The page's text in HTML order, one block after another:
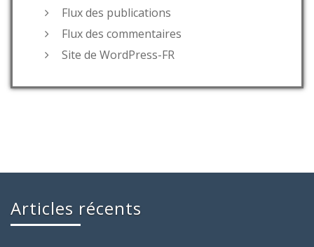
Flux des publications
Flux des commentaires
Site de WordPress-FR
Articles récents